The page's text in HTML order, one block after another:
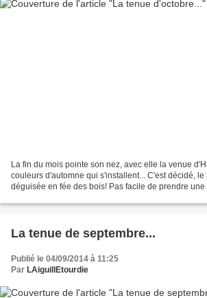
La fin du mois pointe son nez, avec elle la venue
couleurs d'automne qui s'installent... C'est décidé, le
déguisée en fée des bois! Pas facile de prendre
La tenue de septembre...
Publié le 04/09/2014 à 11:25
Par LAiguillEtourdie